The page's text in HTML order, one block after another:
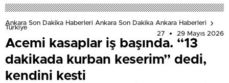
Ankara Son Dakika Haberleri Ankara Son Dakika Ankara Haberleri
Türkiye
27
29 Mayıs 2026
Acemi kasaplar iş başında. “13
dakikada kurban keserim” dedi,
kendini kesti